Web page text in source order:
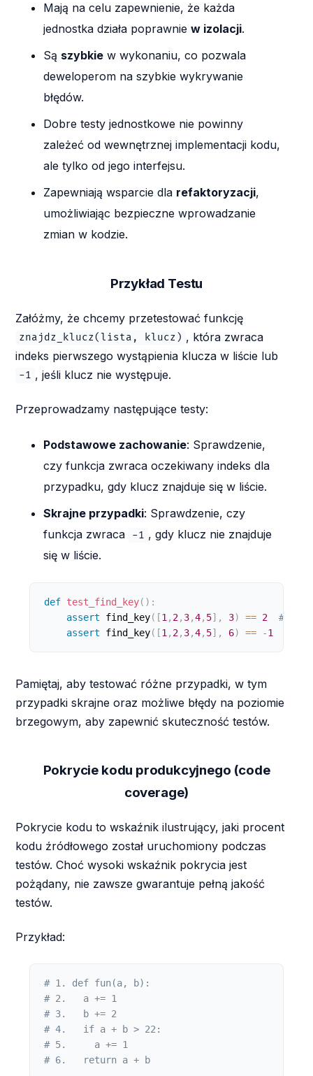
Mają na celu zapewnienie, że każda
jednostka działa poprawniew izolacji.
Są szybkie w wykonaniu, co pozwala
deweloperom na szybkie wykrywanie
błędów.
Dobre testy jednostkowe nie powinny
zależeć od wewnętrznej implementacji kodu,
ale tylko od jego interfejsu.
Zapewniają wsparcie dla refaktoryzacji,
umożliwiając bezpieczne wprowadzanie
zmian w kodzie.
Przykład Testu
Załóżmy, że chcemy przetestować funkcję
znajdz_klucz(lista, klucz) , która zwraca
indeks pierwszego wystąpienia klucza w liście lub
-1 , jeśli klucz nie występuje.
Przeprowadzamy następujące testy:
Podstawowe zachowanie: Sprawdzenie,
czy funkcja zwraca oczekiwany indeks dla
przypadku, gdy klucz znajduje się w liście.
Skrajne przypadki: Sprawdzenie, czy
funkcja zwraca
-1 , gdy klucz nie znajduje
się w liście.
def test_find_key( ) :
assert find_key( [1, 2, 3,4, 5] , 3) == 2
#
assert find_key( [1, 2, 3,4, 5] , 6) == -1
Pamiętaj, aby testować różne przypadki, w tym
przypadki skrajne oraz możliwe błędy na poziomie
brzegowym, aby zapewnić skuteczność testów.
Pokrycie kodu produkcyjnego (code
coverage)
Pokrycie kodu to wskaźnik ilustrujący, jaki procent
kodu źródłowego został uruchomiony podczas
testów. Choć wysoki wskaźnik pokrycia jest
pożądany, nie zawsze gwarantuje pełną jakość
testów.
Przykład:
# 1. def fun(a, b):
# 2.   a += 1
# 3.   b += 2
# 4.   if a + b > 22:
# 5.     a += 1
# 6.   return a + b